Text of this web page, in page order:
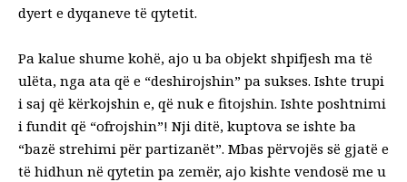
dyert e dyqaneve të qytetit.
Pa kalue shume kohë, ajo u ba objekt shpifjesh ma të
ulëta, nga ata që e “deshirojshin” pa sukses. Ishte trupi
i saj që kërkojshin e, që nuk e fitojshin. Ishte poshtnimi
i fundit që “ofrojshin”! Nji ditë, kuptova se ishte ba
“bazë strehimi për partizanët”. Mbas përvojës së gjatë e
të hidhun në qytetin pa zemër, ajo kishte vendosë me u